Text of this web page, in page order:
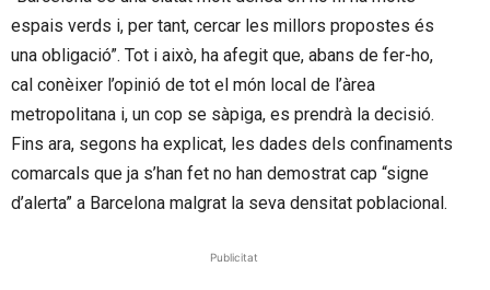
espais verds i, per tant, cercar les millors propostes és
una obligació”. Tot i això, ha afegit que, abans de fer-ho,
cal conèixer l’opinió de tot el món local de l’àrea
metropolitana i, un cop se sàpiga, es prendrà la decisió.
Fins ara, segons ha explicat, les dades dels confinaments
comarcals que ja s’han fet no han demostrat cap “signe
d’alerta” a Barcelona malgrat la seva densitat poblacional.
Publicitat